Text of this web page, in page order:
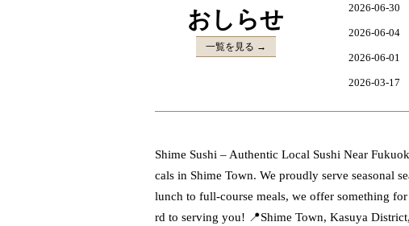
おしらせ
一覧を見る →
2026-06-30
2026-06-04
2026-06-01
2026-03-17
Shime Sushi – Authentic Local Sushi Near
cals in Shime Town. We proudly serve seasonal
lunch to full-course meals, we offer something
rd to serving you! 📍Shime Town, Kasuya